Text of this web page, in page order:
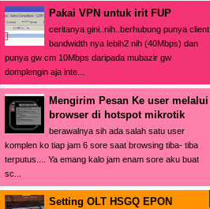
Pakai VPN untuk irit FUP
ceritanya gini..nih..berhubung punya client
bandwidth nya lebih2 nih (40Mbps) dan
punya gw cm 10Mbps daripada mubazir gw
domplengin aja inte...
Mengirim Pesan Ke user melalui
browser di hotspot mikrotik
berawalnya sih ada salah satu user
komplen ko tiap jam 6 sore saat browsing tiba- tiba
terputus.... Ya emang kalo jam enam sore aku buat
sc...
Setting OLT HSGQ EPON